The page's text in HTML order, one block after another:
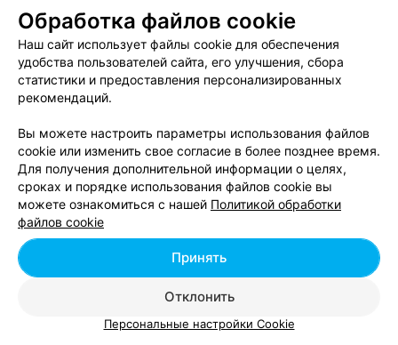
Кемпинг1
Минская обл., Крупский р-н, Колодница
Круглосуточно
ЭФФЕКТИВНАЯ РЕКЛАМА НА САЙТЕ
Обработка файлов cookie
Наш сайт использует файлы cookie для обеспечения
удобства пользователей сайта, его улучшения, сбора
статистики и предоставления персонализированных
рекомендаций.
Вы можете настроить параметры использования файлов
cookie или изменить свое согласие в более позднее время.
Для получения дополнительной информации о целях,
сроках и порядке использования файлов cookie вы
можете ознакомиться с нашей Политикой обработки
файлов cookie
Отклонить
Принять
Персональные настройки Cookie